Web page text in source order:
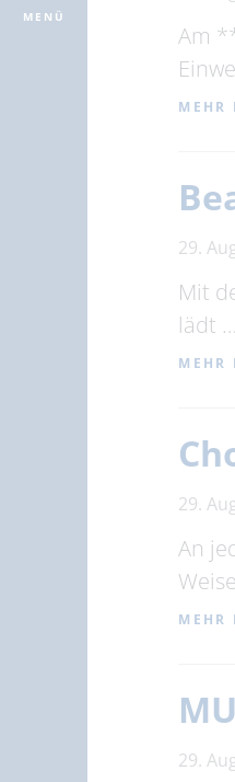
MENÜ
Am
MEHR
29.
Mit
lädt …
MEHR
29.
An
MEHR
29.